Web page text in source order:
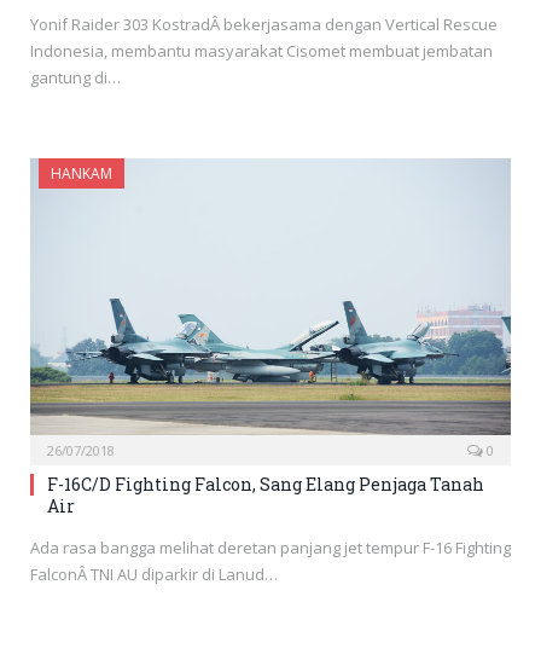
Yonif Raider 303 KostradÂ bekerjasama dengan Vertical Rescue
Indonesia, membantu masyarakat Cisomet membuat jembatan
gantung di…
HANKAM
26/07/2018 0
F-16C/D Fighting Falcon, Sang Elang Penjaga Tanah
Air
Ada rasa bangga melihat deretan panjang jet tempur F-16 Fighting
FalconÂ TNI AU diparkir di Lanud…